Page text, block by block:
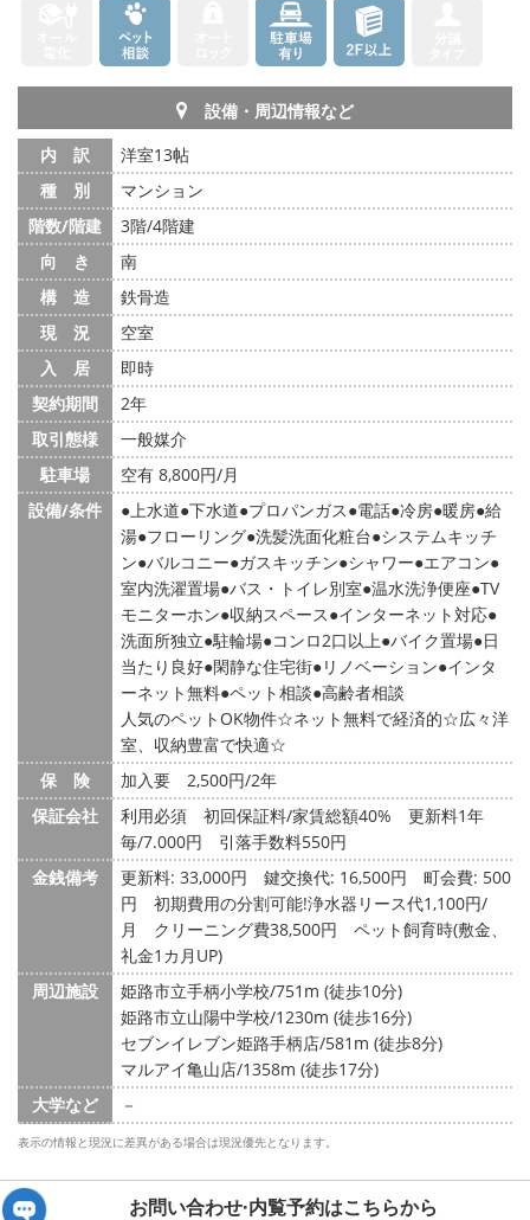
設備・周辺情報など
内 訳
洋室13帖
種 別
マンション
階数/階建
3階/4階建
向 き
南
構 造
鉄骨造
現 況
空室
入 居
即時
契約期間
2年
取引態様
一般媒介
駐車場
空有 8,800円/月
設備/条件
上水道 下水道 プロパンガス 電話 冷房 暖房 給
湯 フローリング 洗髪洗面化粧台 システムキッチ
ン バルコニー ガスキッチン シャワー エアコン
室内洗濯置場 バス・トイレ別室 温水洗浄便座 TV
モニターホン 収納スペース インターネット対応
洗面所独立 駐輪場 コンロ2口以上 バイク置場 日
当たり良好 閑静な住宅街 リノベーション インタ
ーネット無料 ペット相談 高齢者相談
人気のペットOK物件☆ネット無料で経済的☆広々洋
室、収納豊富で快適☆
保 険
加入要 2,500円/2年
保証会社
利用必須 初回保証料/家賃総額40% 更新料1年
毎/7.000円 引落手数料550円
金銭備考
更新料: 33,000円 鍵交換代: 16,500円
町会費: 500
円
初期費用の分割可能!浄水器リース代1,100円/
月 クリーニング費38,500円 ペット飼育時(敷金、
礼金1カ月UP)
周辺施設
姫路市立手柄小学校/751m (徒歩10分)
姫路市立山陽中学校/1230m (徒歩16分)
セブンイレブン姫路手柄店/581m (徒歩8分)
マルアイ亀山店/1358m (徒歩17分)
大学など
－
表示の情報と現況に差異がある場合は現況優先となります。
お問い合わせ·内覧予約はこちらから